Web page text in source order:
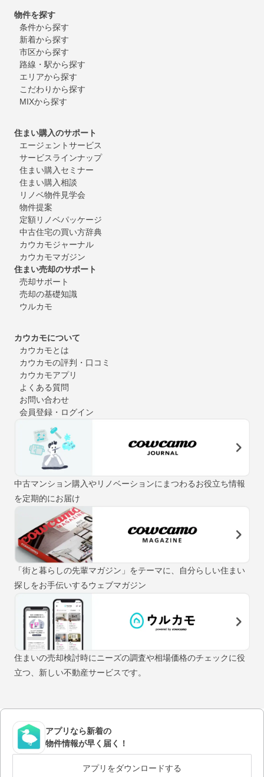
物件を探す
条件から探す
新着から探す
市区から探す
路線・駅から探す
エリアから探す
こだわりから探す
MIXから探す
住まい購入のサポート
エージェントサービス
サービスラインナップ
住まい購入セミナー
住まい購入相談
リノベ物件見学会
物件提案
定額リノベパッケージ
中古住宅の買い方辞典
カウカモジャーナル
カウカモマガジン
住まい売却のサポート
売却サポート
売却の基礎知識
ウルカモ
カウカモについて
カウカモとは
カウカモの評判・口コミ
カウカモアプリ
よくある質問
お問い合わせ
会員登録・ログイン
中古マンション購入やリノベーションにまつわるお役立ち情報
を定期的にお届け
「街と暮らしの先輩マガジン」をテーマに、自分らしい住まい
探しをお手伝いするウェブマガジン
住まいの売却検討時にニーズの調査や相場価格のチェックに役
立つ、新しい不動産サービスです。
アプリなら新着の
物件情報が早く届く！
アプリをダウンロードする